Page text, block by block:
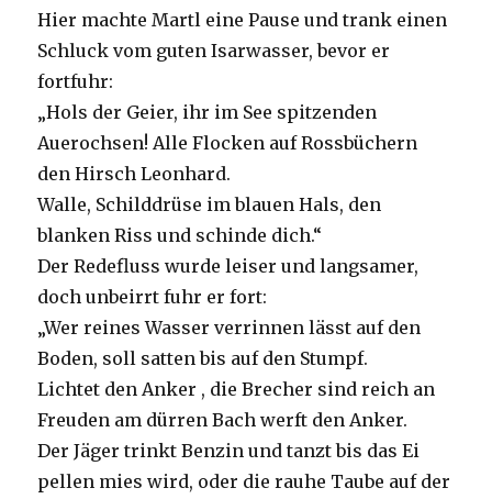
Hier machte Martl eine Pause und trank einen
Schluck vom guten Isarwasser, bevor er
fortfuhr:
„Hols der Geier, ihr im See spitzenden
Auerochsen! Alle Flocken auf Rossbüchern
den Hirsch Leonhard.
Walle, Schilddrüse im blauen Hals, den
blanken Riss und schinde dich.“
Der Redefluss wurde leiser und langsamer,
doch unbeirrt fuhr er fort:
„Wer reines Wasser verrinnen lässt auf den
Boden, soll satten bis auf den Stumpf.
Lichtet den Anker , die Brecher sind reich an
Freuden am dürren Bach werft den Anker.
Der Jäger trinkt Benzin und tanzt bis das Ei
pellen mies wird, oder die rauhe Taube auf der